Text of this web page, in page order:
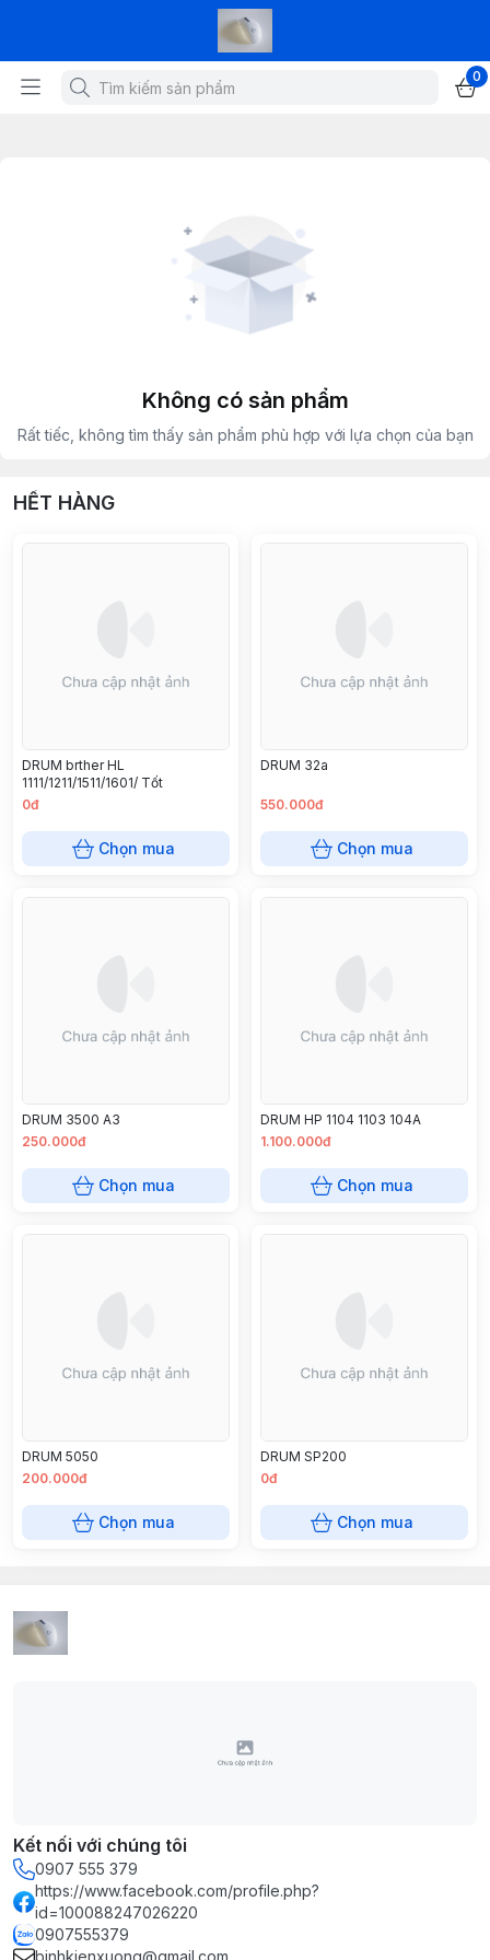
0
Không có sản phẩm
Rất tiếc, không tìm thấy sản phẩm phù hợp với lựa chọn của bạn
HẾT HÀNG
DRUM brther HL
1111/1211/1511/1601/ Tốt
0đ
Chọn mua
DRUM 32a
550.000đ
Chọn mua
DRUM 3500 A3
250.000đ
Chọn mua
DRUM HP 1104 1103 104A
1.100.000đ
Chọn mua
DRUM 5050
200.000đ
Chọn mua
DRUM SP200
0đ
Chọn mua
Kết nối với chúng tôi
0907 555 379
https://www.facebook.com/profile.php?
id=100088247026220
0907555379
binhkienxuong@gmail.com